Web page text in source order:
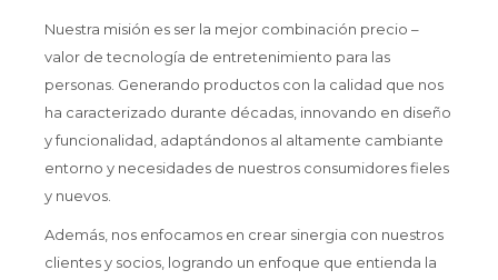
Nuestra misión es ser la mejor combinación precio –
valor de tecnología de entretenimiento para las
personas. Generando productos con la calidad que nos
ha caracterizado durante décadas, innovando en diseño
y funcionalidad, adaptándonos al altamente cambiante
entorno y necesidades de nuestros consumidores fieles
y nuevos.
Además, nos enfocamos en crear sinergia con nuestros
clientes y socios, logrando un enfoque que entienda la